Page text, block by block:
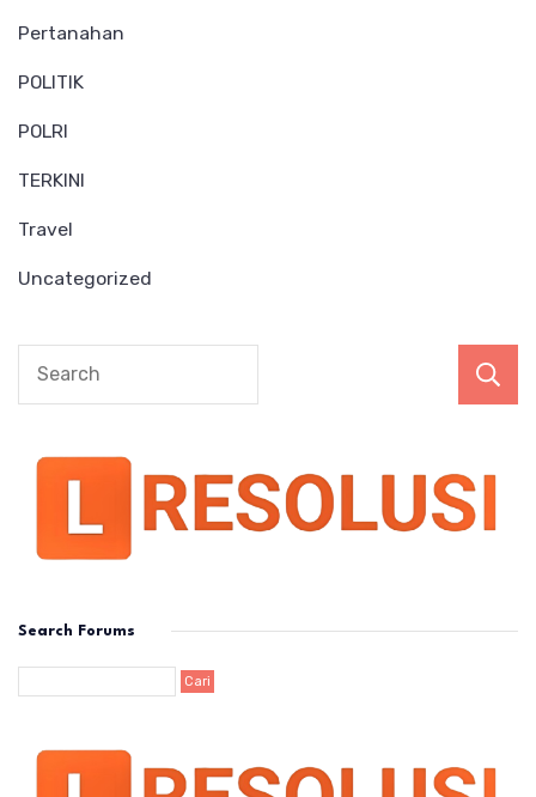
Pertanahan
POLITIK
POLRI
TERKINI
Travel
Uncategorized
Search Forums